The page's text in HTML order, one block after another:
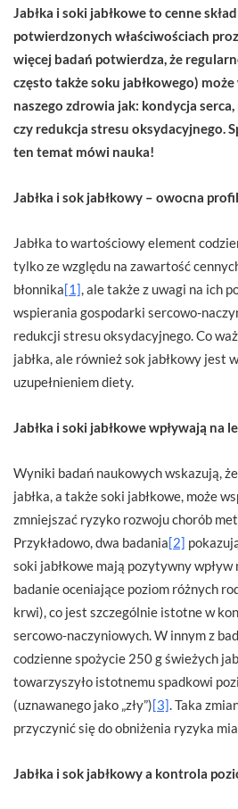
Jabłka i soki jabłkowe to cenne
potwierdzonych właściwościach
więcej badań potwierdza, że
często także soku jabłkowego)
naszego zdrowia jak: kondycja
czy redukcja stresu oksydacyjnego.
ten temat mówi nauka!
Jabłka i sok jabłkowy – owocna
Jabłka to wartościowy element
tylko ze względu na zawartość
błonnika[1] , ale także z uwagi na ich
wspierania gospodarki sercowo-
redukcji stresu oksydacyjnego. Co
jabłka, ale również sok jabłkowy jest
uzupełnieniem diety.
Jabłka i soki jabłkowe wpływają na
Wyniki badań naukowych wskazują,
jabłka, a także soki jabłkowe, może
zmniejszać ryzyko rozwoju chorób
Przykładowo, dwa badania[2]
soki jabłkowe mają pozytywny
badanie oceniające poziom różnych
krwi), co jest szczególnie istotne w
sercowo-naczyniowych. W innym z
codzienne spożycie 250 g świeżych
towarzyszyło istotnemu spadkowi
(uznawanego jako „zły”)[3] . Taka
przyczynić się do obniżenia ryzyka
Jabłka i sok jabłkowy a kontrola